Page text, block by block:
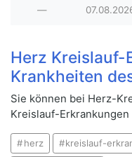
—
Herz Kreislauf-
Krankheiten
Sie können bei Herz-
Kreislauf-
herz kreislauf-